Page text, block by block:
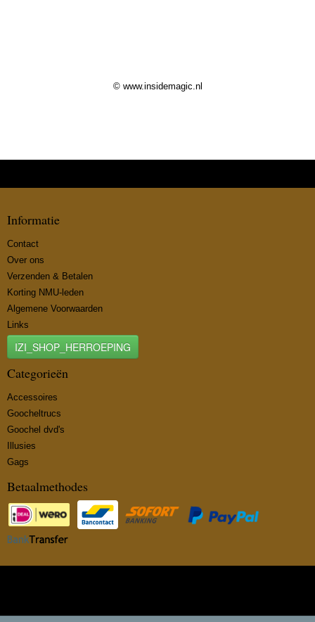
© www.insidemagic.nl
Informatie
Contact
Over ons
Verzenden & Betalen
Korting NMU-leden
Algemene Voorwaarden
Links
IZI_SHOP_HERROEPING
Categorieën
Accessoires
Goocheltrucs
Goochel dvd's
Illusies
Gags
Betaalmethodes